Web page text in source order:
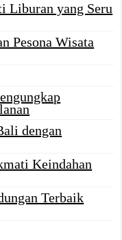
Liburan yang Seru
Pesona Wisata
dengan
Keindahan
Terbaik